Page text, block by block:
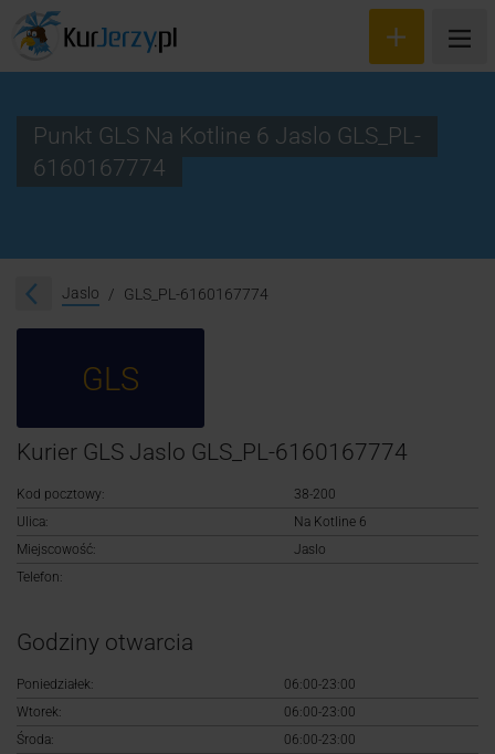
Śledzenie przesyłki
Punkt GLS Na Kotline 6 Jaslo GLS_PL-
6160167774
Jaslo GLS_PL-6160167774
GLS
Kurier GLS Jaslo GLS_PL-6160167774
Kod pocztowy:
38-200
Ulica:
Na Kotline 6
Miejscowość:
Jaslo
Telefon:
Godziny otwarcia
Poniedziałek:
06:00-23:00
Wtorek:
06:00-23:00
Środa:
06:00-23:00